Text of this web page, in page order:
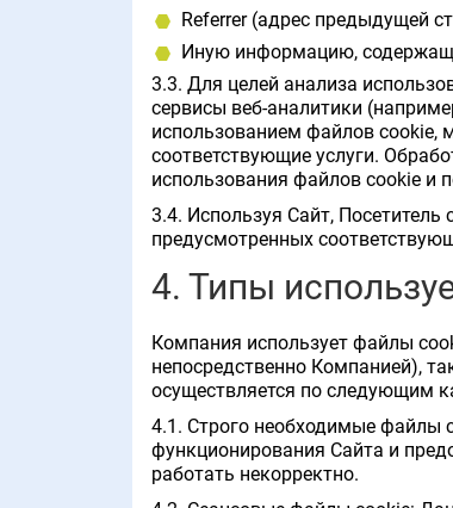
Referrer (адрес предыдущей
Иную информацию,
3.3. Для целей анализа
сервисы веб-аналитики
использованием файлов cookie,
соответствующие услуги.
использования файлов cookie и
3.4. Используя Сайт,
предусмотренных
4. Типы
Компания использует файлы
непосредственно Компанией),
осуществляется по следующим
4.1. Строго необходимые файлы
функционирования Сайта и
работать некорректно.